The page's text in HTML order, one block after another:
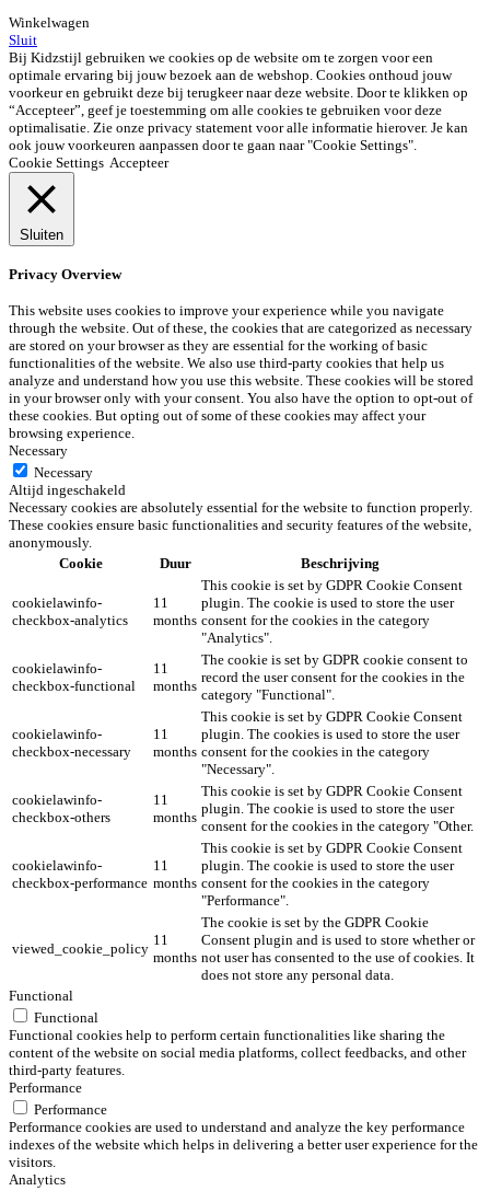
Winkelwagen
Sluit
Bij Kidzstijl gebruiken we cookies op de website om te zorgen voor een
optimale ervaring bij jouw bezoek aan de webshop. Cookies onthoud jouw
voorkeur en gebruikt deze bij terugkeer naar deze website. Door te klikken op
“Accepteer”, geef je toestemming om alle cookies te gebruiken voor deze
optimalisatie. Zie onze privacy statement voor alle informatie hierover. Je kan
ook jouw voorkeuren aanpassen door te gaan naar "Cookie Settings".
Cookie Settings Accepteer
Sluiten
Privacy Overview
This website uses cookies to improve your experience while you navigate
through the website. Out of these, the cookies that are categorized as necessary
are stored on your browser as they are essential for the working of basic
functionalities of the website. We also use third-party cookies that help us
analyze and understand how you use this website. These cookies will be stored
in your browser only with your consent. You also have the option to opt-out of
these cookies. But opting out of some of these cookies may affect your
browsing experience.
Necessary
Necessary
Altijd ingeschakeld
Necessary cookies are absolutely essential for the website to function properly.
These cookies ensure basic functionalities and security features of the website,
anonymously.
Cookie
Duur Beschrijving
cookielawinfo-
checkbox-analytics
11
months
This cookie is set by GDPR Cookie Consent
plugin. The cookie is used to store the user
consent for the cookies in the category
"Analytics".
cookielawinfo-
checkbox-functional
11
months
The cookie is set by GDPR cookie consent to
record the user consent for the cookies in the
category "Functional".
cookielawinfo-
checkbox-necessary
11
months
This cookie is set by GDPR Cookie Consent
plugin. The cookies is used to store the user
consent for the cookies in the category
"Necessary".
cookielawinfo-
checkbox-others
11
months
This cookie is set by GDPR Cookie Consent
plugin. The cookie is used to store the user
consent for the cookies in the category "Other.
cookielawinfo-
checkbox-performance
11
months
This cookie is set by GDPR Cookie Consent
plugin. The cookie is used to store the user
consent for the cookies in the category
"Performance".
viewed_cookie_policy
11
months
The cookie is set by the GDPR Cookie
Consent plugin and is used to store whether or
not user has consented to the use of cookies. It
does not store any personal data.
Functional
Functional
Functional cookies help to perform certain functionalities like sharing the
content of the website on social media platforms, collect feedbacks, and other
third-party features.
Performance
Performance
Performance cookies are used to understand and analyze the key performance
indexes of the website which helps in delivering a better user experience for the
visitors.
Analytics